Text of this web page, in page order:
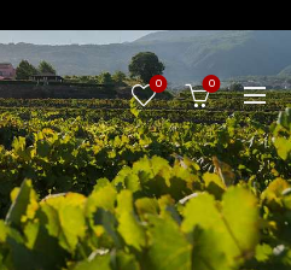
0 0